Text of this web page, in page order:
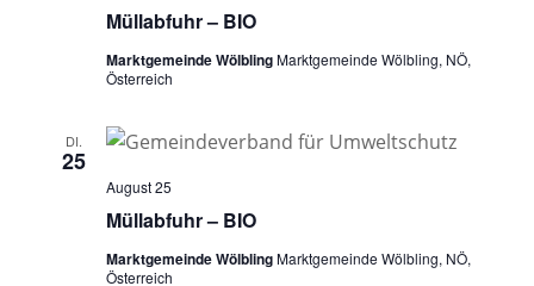
Müllabfuhr – BIO
Marktgemeinde WölblingMarktgemeinde Wölbling, NÖ,
Österreich
DI.
25
Müllabfuhr – BIO
August 25
Marktgemeinde WölblingMarktgemeinde Wölbling, NÖ,
Österreich